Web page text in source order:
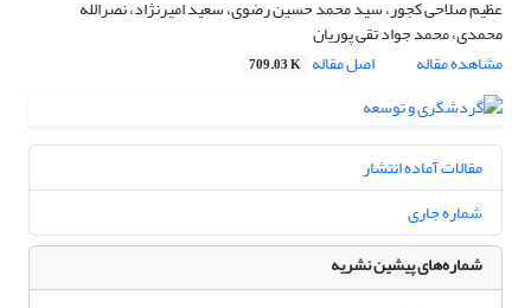
عظیم صلاحی کجور، سید محمد حسین رضوی، سعید امیرنژاد، نصرالله
محمدی، محمد جواد تقی پوریان
مشاهده مقاله
اصل مقاله 709.03 K
مقالات آماده انتشار
شماره جاری
شماره‌های پیشین نشریه